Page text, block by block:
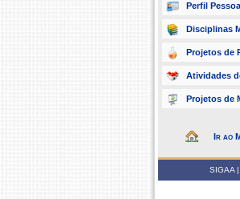
Perfil
Disciplinas
Projetos de
Atividades
Projetos de
Ir ao
SIGAA